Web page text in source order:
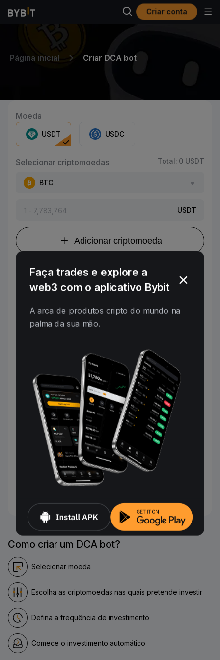
Criar conta
Página inicial Criar DCA bot
Moeda
USDT USDC
Selecionar criptomoedas Total: 0 USDT
BTC
USDT
Adicionar criptomoeda
Frequência de investimento
1 dia
Conta de fundos
Contagem estimada
Investimento Flexível
Ao clicar no botão para continuar, você concorda com os
Termos e condições
Montante máximo de investimento para DCA bot
(opcional)
Como criar um DCA bot?
Selecionar moeda
Escolha as criptomoedas nas quais pretende investir
Defina a frequência de investimento
Comece o investimento automático
Faça trades e explore a
web3 com o aplicativo Bybit
A arca de produtos cripto do mundo na
palma da sua mão.